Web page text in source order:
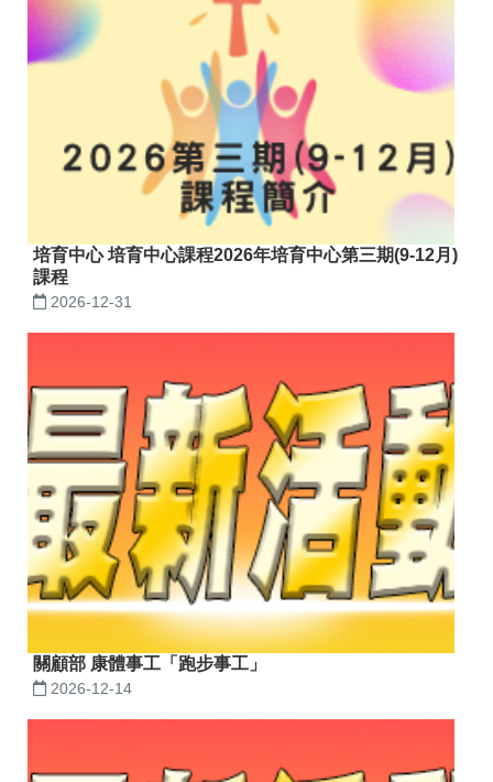
培育中心 培育中心課程2026年培育中心第三期(9-12月)
課程
2026-12-31
關顧部 康體事工「跑步事工」
2026-12-14